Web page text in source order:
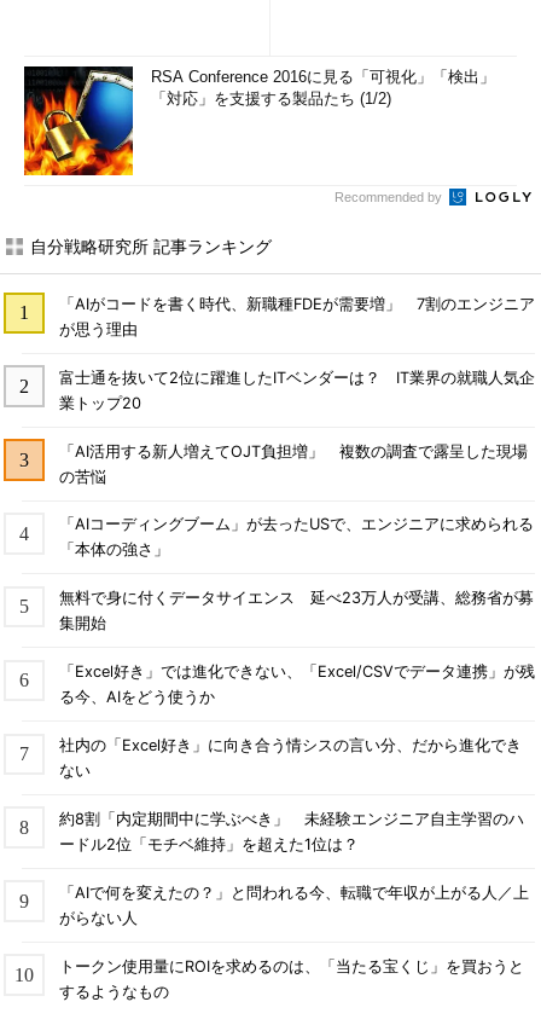
RSA Conference 2016に見る「可視化」「検出」
「対応」を支援する製品たち (1/2)
Recommended by
自分戦略研究所 記事ランキング
「AIがコードを書く時代、新職種FDEが需要増」 7割のエンジニア
が思う理由
富士通を抜いて2位に躍進したITベンダーは？ IT業界の就職人気企
業トップ20
「AI活用する新人増えてOJT負担増」 複数の調査で露呈した現場
の苦悩
「AIコーディングブーム」が去ったUSで、エンジニアに求められる
「本体の強さ」
無料で身に付くデータサイエンス 延べ23万人が受講、総務省が募
集開始
「Excel好き」では進化できない、「Excel/CSVでデータ連携」が残
る今、AIをどう使うか
社内の「Excel好き」に向き合う情シスの言い分、だから進化でき
ない
約8割「内定期間中に学ぶべき」 未経験エンジニア自主学習のハ
ードル2位「モチベ維持」を超えた1位は？
「AIで何を変えたの？」と問われる今、転職で年収が上がる人／上
がらない人
トークン使用量にROIを求めるのは、「当たる宝くじ」を買おうと
するようなもの